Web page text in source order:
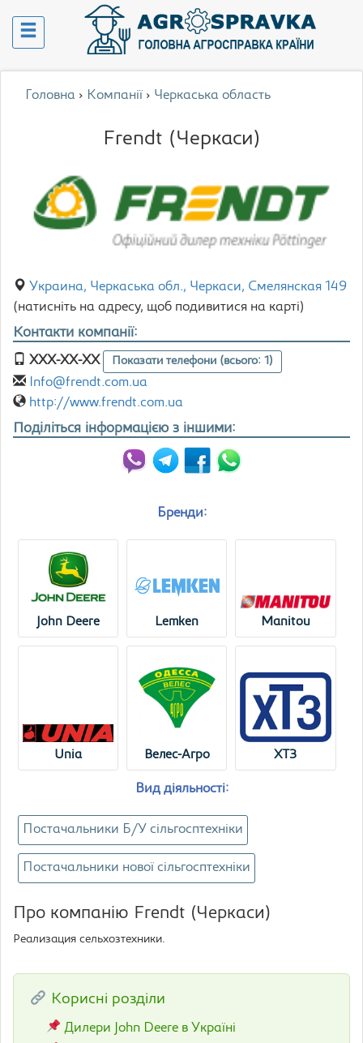
Головна › Компанії › Черкаська область
Frendt (Черкаси)
Украина, Черкаська обл., Черкаси, Смелянская 149
(натисніть на адресу, щоб подивитися на карті)
Контакти компанії:
XXX-XX-XX Показати телефони (всього: 1)
Info@frendt.com.ua
http://www.frendt.com.ua
Поділіться інформацією з іншими:
Бренди:
John Deere Lemken Manitou
Unia Велес-Агро ХТЗ
Вид діяльності:
Постачальники Б/У сільгосптехніки
Постачальники нової сільгосптехніки
Про компанію Frendt (Черкаси)
Реализация сельхозтехники.
Корисні розділи
Дилери John Deere в Україні